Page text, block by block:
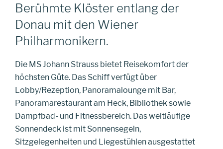
Berühmte Klöster entlang der
Donau mit den Wiener
Philharmonikern.
Die MS Johann Strauss bietet Reisekomfort der
höchsten Güte. Das Schiff verfügt über
Lobby/Rezeption, Panoramalounge mit Bar,
Panoramarestaurant am Heck, Bibliothek sowie
Dampfbad- und Fitnessbereich. Das weitläufige
Sonnendeck ist mit Sonnensegeln,
Sitzgelegenheiten und Liegestühlen ausgestattet